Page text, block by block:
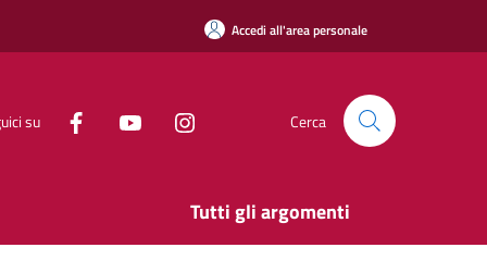
Accedi all'area personale
su Cerca
Tutti gli argomenti